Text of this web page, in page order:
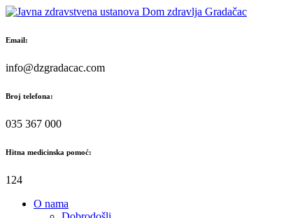
Skip
content
Email:
info@dzgradacac.com
Broj telefona:
035 367 000
Hitna medicinska pomoć:
124
O nama